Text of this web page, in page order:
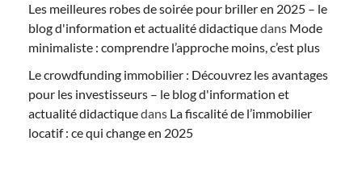
Les meilleures robes de soirée pour briller en 2025 – le
blog d'information et actualité didactiquedans Mode
minimaliste : comprendre l’approche moins, c’est plus
Le crowdfunding immobilier : Découvrez les avantages
pour les investisseurs – le blog d'information et
actualité didactiquedans La fiscalité de l’immobilier
locatif : ce qui change en 2025